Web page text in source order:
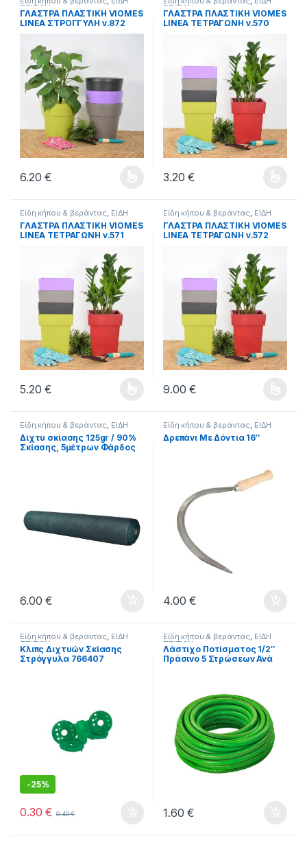
ΣΠΙΤΙΟΥ
ΓΛΑΣΤΡΑ ΠΛΑΣΤΙΚΗ VIOMES
LINEA ΣΤΡΟΓΓΥΛΗ ν.872
6.20€
Αυτό το προϊόν έχει πολλαπλές παραλλαγές. Οι επιλογές
ΣΠΙΤΙΟΥ
ΓΛΑΣΤΡΑ ΠΛΑΣΤΙΚΗ VIOMES
LINEA ΤΕΤΡΑΓΩΝΗ ν.570
3.20€
Αυτό το προϊόν έχει
Είδη κήπου & βεράντας, ΕΙΔΗ
ΣΠΙΤΙΟΥ
ΓΛΑΣΤΡΑ ΠΛΑΣΤΙΚΗ VIOMES
LINEA ΤΕΤΡΑΓΩΝΗ ν.571
5.20€
Αυτό το προϊόν έχει πολλαπλές παραλλαγές. Οι επιλογές
Είδη κήπου & βεράντας, ΕΙΔΗ
ΣΠΙΤΙΟΥ
ΓΛΑΣΤΡΑ ΠΛΑΣΤΙΚΗ VIOMES
LINEA ΤΕΤΡΑΓΩΝΗ ν.572
9.00€
Αυτό το προϊόν έχει
Είδη κήπου & βεράντας ΕΙΔΗ
ΣΠΙΤΙΟΥ
Δίχτυ σκίασης 125gr / 90%
Σκίασης, 5μέτρων Φάρδος
6.00€
Είδη κήπου & βεράντας ΕΙΔΗ
ΣΠΙΤΙΟΥ ΕΡΓΑΛΕΙΑ Εργαλεία
χειρός
Δρεπάνι Με Δόντια 16″
4.00€
Είδη κήπου & βεράντας, ΕΙΔΗ
ΣΠΙΤΙΟΥ
Κλιπς Διχτυών Σκίασης
Στρόγγυλα 766407
-25%
0.30€ 0.40€
Είδη κήπου & βεράντας, ΕΙΔΗ
ΣΠΙΤΙΟΥ
Λάστιχο Ποτίσματος 1/2″
Πράσινο 5 Στρώσεων Ανά
1.60€